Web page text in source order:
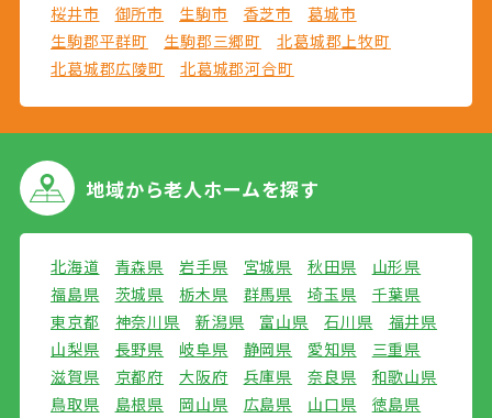
桜井市
御所市 生駒市 香芝市
葛城市
生駒郡平群町
生駒郡三郷町
北葛城郡上牧町
北葛城郡広陵町
北葛城郡河合町
地域から老人ホームを探す
北海道 青森県 岩手県 宮城県 秋田県
山形県
福島県
茨城県 栃木県 群馬県 埼玉県
千葉県
東京都
神奈川県 新潟県 富山県 石川県
福井県
山梨県
長野県 岐阜県 静岡県 愛知県
三重県
滋賀県
京都府 大阪府 兵庫県 奈良県
和歌山県
鳥取県
島根県 岡山県 広島県 山口県
徳島県